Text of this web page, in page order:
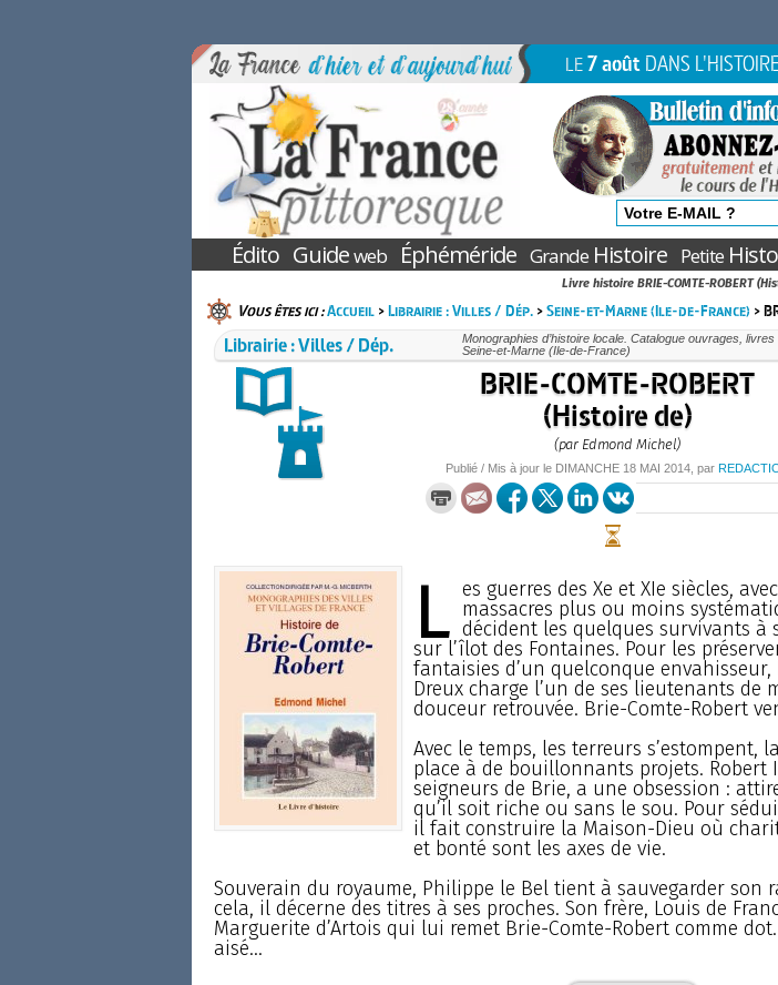
LE7 août DANS L'HISTOIRE
Édito Guideweb Éphéméride GrandeHistoire Petite
Livre histoire BRIE-COMTE-ROBERT
Vous êtes ici :Accueil>Librairie : Villes / Dép.>Seine-et-Marne (Ile-de-France) >
Librairie : Villes / Dép.
Monographies d’histoire locale. Catalogue ouvrages,
Seine-et-Marne (Ile-de-France)
BRIE-COMTE-ROBERT
(Histoire de)
(par Edmond Michel)
Publié / Mis à jour le DIMANCHE 18 MAI 2014, par
L es guerres des Xe et XIe siècles,
massacres plus ou moins
décident les quelques survivants à
sur l’îlot des Fontaines. Pour les
fantaisies d’un quelconque envahisseur,
Dreux charge l’un de ses lieutenants de
douceur retrouvée. Brie-Comte-Robert
Avec le temps, les terreurs s’estompent,
place à de bouillonnants projets. Robert
seigneurs de Brie, a une obsession :
qu’il soit riche ou sans le sou. Pour
il fait construire la Maison-Dieu où
et bonté sont les axes de vie.
Souverain du royaume, Philippe le Bel tient à sauvegarder son
cela, il décerne des titres à ses proches. Son frère, Louis de
Marguerite d’Artois qui lui remet Brie-Comte-Robert comme
aisé...